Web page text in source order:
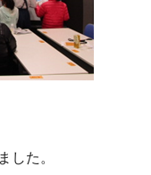
した。